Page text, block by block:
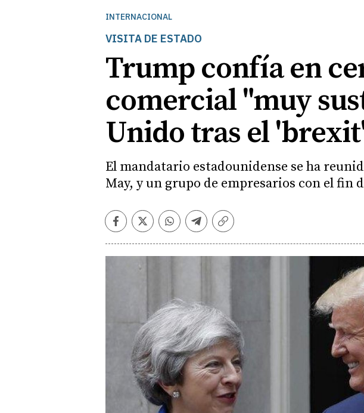
INTERNACIONAL
VISITA DE ESTADO
Trump confía en
comercial "muy
Unido tras el
El mandatario estadounidense se ha
May, y un grupo de empresarios con el fin
Facebook
TwitterWhatsapp
Telegram
Copiar